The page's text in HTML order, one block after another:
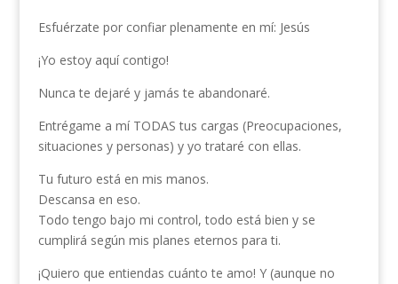
Esfuérzate por confiar plenamente en mí: Jesús
¡Yo estoy aquí contigo!
Nunca te dejaré y jamás te abandonaré.
Entrégame a mí TODAS tus cargas (Preocupaciones,
situaciones y personas) y yo trataré con ellas.
Tu futuro está en mis manos.
Descansa en eso.
Todo tengo bajo mi control, todo está bien y se
cumplirá según mis planes eternos para ti.
¡Quiero que entiendas cuánto te amo! Y (aunque no